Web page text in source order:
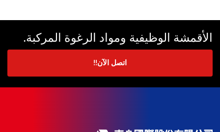
الأقمشة الوظيفية ومواد الرغوة المركبة.
اتصل الآن!!